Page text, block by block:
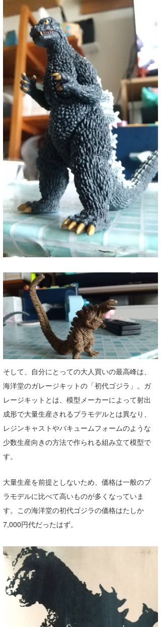
そして、自分にとっての大人買いの最高峰は、
海洋堂のガレージキットの「初代ゴジラ」。ガ
レージキットとは、模型メーカーによって射出
成形で大量生産されるプラモデルとは異なり、
レジンキャストやバキュームフォームのような
少数生産向きの方法で作られる組み立て模型で
す。
大量生産を前提としないため、価格は一般のプ
ラモデルに比べて高いものが多くなっていま
す。この海洋堂の初代ゴジラの価格はたしか
7,000円代だったはず。
wanda
予報士 hiro.
banpaku
Mr.K
chappy
Romisea